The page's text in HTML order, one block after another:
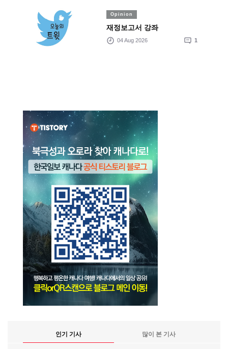
Opinion
재정보고서 강좌
04 Aug 2026 1
인기 기사 많이 본 기사